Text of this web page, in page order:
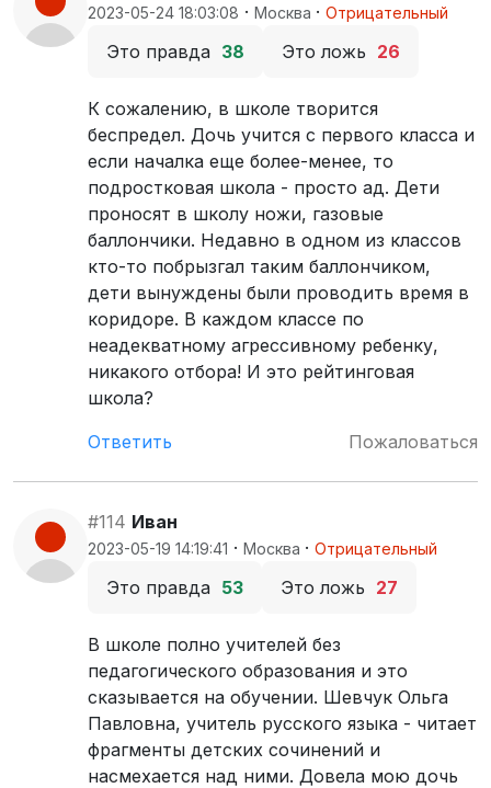
2023-05-24 18:03:08 · Москва · Отрицательный
Это правда 38 Это ложь 26
К сожалению, в школе творится
беспредел. Дочь учится с первого класса и
если началка еще более-менее, то
подростковая школа - просто ад. Дети
проносят в школу ножи, газовые
баллончики. Недавно в одном из классов
кто-то побрызгал таким баллончиком,
дети вынуждены были проводить время в
коридоре. В каждом классе по
неадекватному агрессивному ребенку,
никакого отбора! И это рейтинговая
школа?
Ответить
Пожаловаться
#114 Иван
2023-05-19 14:19:41 · Москва · Отрицательный
Это правда 53 Это ложь 27
В школе полно учителей без
педагогического образования и это
сказывается на обучении. Шевчук Ольга
Павловна, учитель русского языка - читает
фрагменты детских сочинений и
насмехается над ними. Довела мою дочь